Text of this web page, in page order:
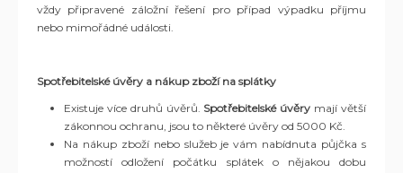
vždy připravené záložní řešení pro případ výpadku příjmu
nebo mimořádné události.
Spotřebitelské úvěry a nákup zboží na splátky
Existuje více druhů úvěrů. Spotřebitelské úvěry mají větší
zákonnou ochranu, jsou to některé úvěry od 5000 Kč.
Na nákup zboží nebo služeb je vám nabídnuta půjčka s
možností odložení počátku splátek o nějakou dobu